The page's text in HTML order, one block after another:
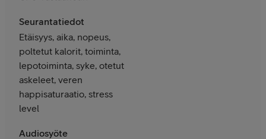
Seurantatiedot
Etäisyys, aika, nopeus,
poltetut kalorit, toiminta,
lepotoiminta, syke, otetut
askeleet, veren
happisaturaatio, stress
level
Audiosyöte